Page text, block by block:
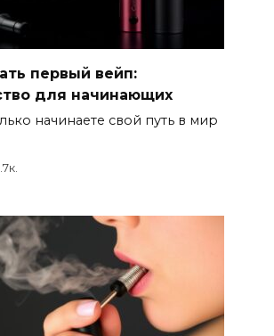
первый вейп:
для начинающих
начинаете свой путь в мир